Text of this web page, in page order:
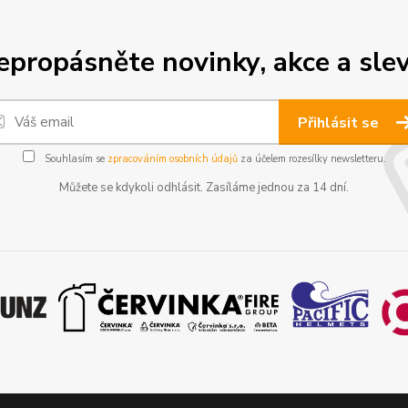
novinky, akce a
Přihlásit se
Souhlasím se zpracováním osobních údajůza účelem rozesílky newsletteru.
Můžete se kdykoli odhlásit. Zasíláme jednou za 14 dní.